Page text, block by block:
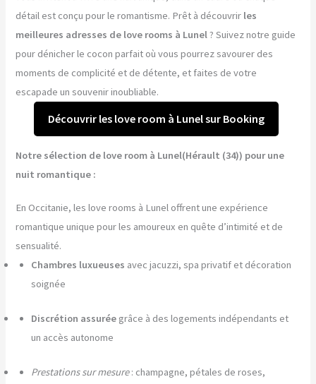
détail est conçu pour le romantisme. Prêt à découvrir les
meilleures adresses de love rooms à Lunel? Suivez notre guide
pour dénicher le cocon parfait où vous pourrez savourer des
moments de complicité et de détente, et faites de votre
escapade un souvenir inoubliable.
Découvrir les love room à Lunel sur Booking
Notre sélection de love room à Lunel(Hérault (34)) pour une
nuit romantique :
En Occitanie, les love rooms à Lunel offrent une expérience
romantique unique pour les amoureux en quête d’intimité et de
sensualité.
Chambres luxueuses avec jacuzzi, spa privatif et décoration
soignée
Discrétion assurée grâce à des logements indépendants et
un accès autonome
Prestations sur mesure: champagne, pétales de roses,